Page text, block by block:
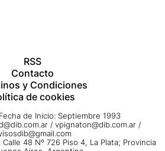
RSS
Contacto
y Condiciones
de cookies
de Inicio: Septiembre 1993
/ vpignaton@dib.com.ar /
48 Nº 726 Piso 4, La Plata; Provincia